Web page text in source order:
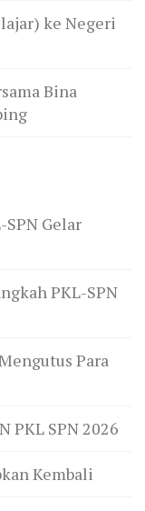
ke Negeri
Bina
Gelar
PKL-SPN
PKL SPN 2026
Kembali